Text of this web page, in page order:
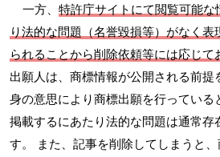
一方、 特許庁サイトにて閲覧可能な
り法的な問題（名誉毀損等）がなく表
られることから削除依頼等には応じて
出願人は、商標情報が公開される前提
身の意思により商標出願を行っている
掲載するにあたり法的な問題は通常存
す。 また、記事を削除してしまうと